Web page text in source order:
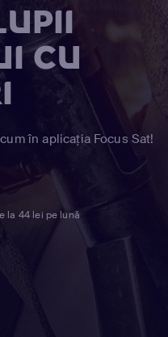
CU
în aplicația Focus Sat!
la 44 lei pe lună